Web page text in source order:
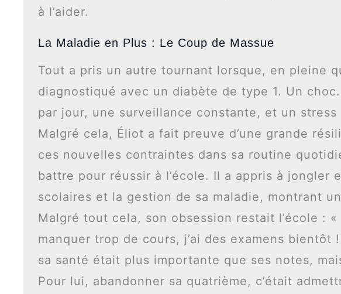
à l’aider.
La Maladie en Plus : Le Coup de Massue
Tout a pris un autre tournant lorsque, en pleine
diagnostiqué avec un diabète de type 1. Un
par jour, une surveillance constante, et un stress
Malgré cela, Éliot a fait preuve d’une grande
ces nouvelles contraintes dans sa routine
battre pour réussir à l’école. Il a appris à jongler
scolaires et la gestion de sa maladie, montrant
Malgré tout cela, son obsession restait l’école :
manquer trop de cours, j’ai des examens bientôt
sa santé était plus importante que ses notes,
Pour lui, abandonner sa quatrième, c’était